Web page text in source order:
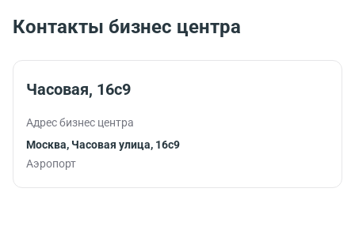
комфортной
жизни.
Контакты бизнес центра
Часовая, 16с9
Адрес бизнес центра
Москва, Часовая улица, 16с9
Аэропорт